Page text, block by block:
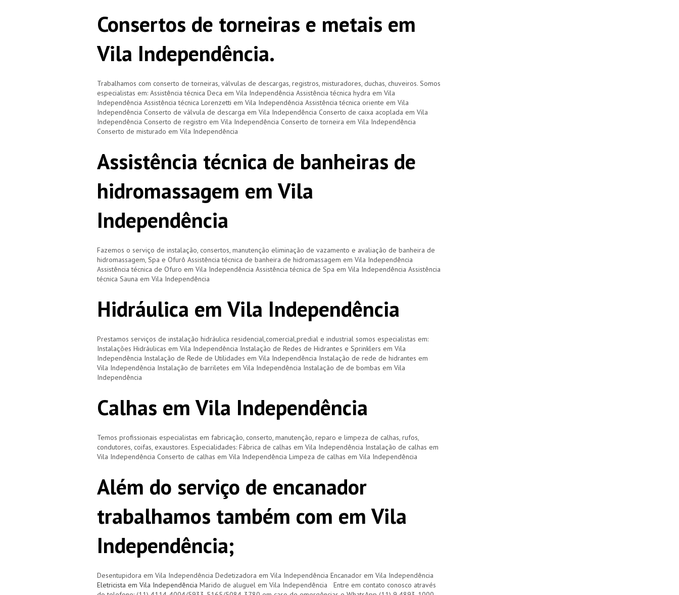
Consertos de torneiras e metais em
Vila Independência.
Trabalhamos com conserto de torneiras, válvulas de descargas, registros, misturadores, duchas, chuveiros. Somos
especialistas em: Assistência técnica Deca em Vila Independência Assistência técnica hydra em Vila
Independência Assistência técnica Lorenzetti em Vila Independência Assistência técnica oriente em Vila
Independência Conserto de válvula de descarga em Vila Independência Conserto de caixa acoplada em Vila
Independência Conserto de registro em Vila Independência Conserto de torneira em Vila Independência
Conserto de misturado em Vila Independência
Assistência técnica de banheiras de
hidromassagem em Vila
Independência
Fazemos o serviço de instalação, consertos, manutenção eliminação de vazamento e avaliação de banheira de
hidromassagem, Spa e Ofurô Assistência técnica de banheira de hidromassagem em Vila Independência
Assistência técnica de Ofuro em Vila Independência Assistência técnica de Spa em Vila Independência Assistência
técnica Sauna em Vila Independência
Hidráulica em Vila Independência
Prestamos serviços de instalação hidráulica residencial,comercial,predial e industrial somos especialistas em:
Instalações Hidráulicas em Vila Independência Instalação de Redes de Hidrantes e Sprinklers em Vila
Independência Instalação de Rede de Utilidades em Vila Independência Instalação de rede de hidrantes em
Vila Independência Instalação de barriletes em Vila Independência Instalação de de bombas em Vila
Independência
Calhas em Vila Independência
Temos profissionais especialistas em fabricação, conserto, manutenção, reparo e limpeza de calhas, rufos,
condutores, coifas, exaustores. Especialidades: Fábrica de calhas em Vila Independência Instalação de calhas em
Vila Independência Conserto de calhas em Vila Independência Limpeza de calhas em Vila Independência
Além do serviço de encanador
trabalhamos também com em Vila
Independência;
Desentupidora em Vila Independência Dedetizadora em Vila Independência Encanador em Vila Independência
Eletricista em Vila Independência Marido de aluguel em Vila Independência Entre em contato conosco através